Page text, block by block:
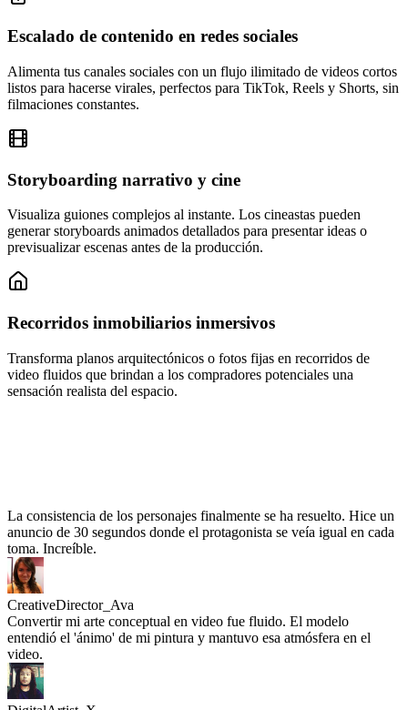
Escalado de contenido en redes sociales
Alimenta tus canales sociales con un flujo ilimitado de videos cortos
listos para hacerse virales, perfectos para TikTok, Reels y Shorts, sin
filmaciones constantes.
Storyboarding narrativo y cine
Visualiza guiones complejos al instante. Los cineastas pueden
generar storyboards animados detallados para presentar ideas o
previsualizar escenas antes de la producción.
Recorridos inmobiliarios inmersivos
Transforma planos arquitectónicos o fotos fijas en recorridos de
video fluidos que brindan a los compradores potenciales una
sensación realista del espacio.
La consistencia de los personajes finalmente se ha resuelto. Hice un
anuncio de 30 segundos donde el protagonista se veía igual en cada
toma. Increíble.
CreativeDirector_Ava
Convertir mi arte conceptual en video fue fluido. El modelo
entendió el 'ánimo' de mi pintura y mantuvo esa atmósfera en el
video.